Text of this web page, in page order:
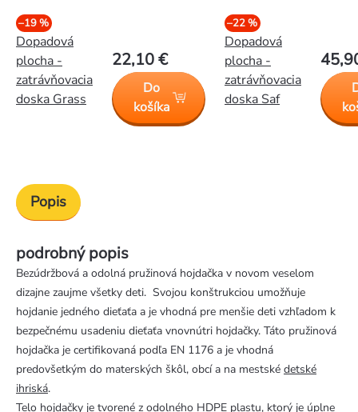
–19 %
Dopadová
plocha -
zatrávňovacia
doska Grass
22,10 €
Do
košíka
–22 %
Dopadová
plocha -
zatrávňovacia
doska Saf
Popis
podrobný popis
Bezúdržbová a odolná pružinová hojdačka v novom veselom
dizajne zaujme všetky deti. Svojou konštrukciou umožňuje
hojdanie jedného dieťaťa a je vhodná pre menšie deti vzhľadom k
bezpečnému usadeniu dieťaťa vnovnútri hojdačky. Táto pružinová
hojdačka je certifikovaná podľa EN 1176 a je vhodná
predovšetkým do materských škôl, obcí a na mestské detské
ihriská.
Telo hojdačky je tvorené z odolného HDPE plastu, ktorý je úplne